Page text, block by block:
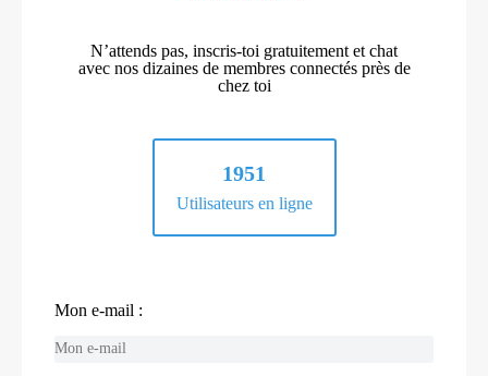
N’attends pas, inscris-toi gratuitement et chat
avec nos dizaines de membres connectés près de
chez toi
1951
Utilisateurs en ligne
Mon e-mail :